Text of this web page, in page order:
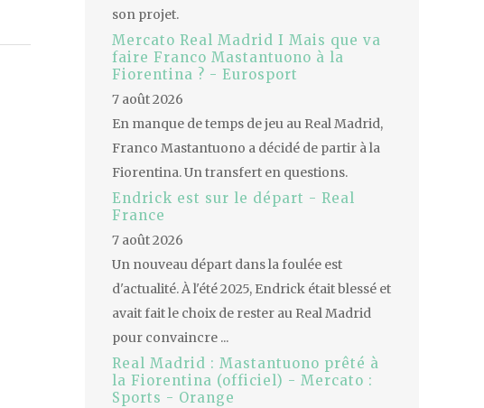
son projet.
Mercato Real Madrid I Mais que va
faire Franco Mastantuono à la
Fiorentina ? - Eurosport
7 août 2026
En manque de temps de jeu au Real Madrid,
Franco Mastantuono a décidé de partir à la
Fiorentina. Un transfert en questions.
Endrick est sur le départ - Real
France
7 août 2026
Un nouveau départ dans la foulée est
d'actualité. À l'été 2025, Endrick était blessé et
avait fait le choix de rester au Real Madrid
pour convaincre ...
Real Madrid : Mastantuono prêté à
la Fiorentina (officiel) - Mercato :
Sports - Orange